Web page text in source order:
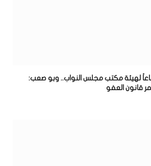
لهيئة مكتب مجلس النواب.. وبو صعب:
قانون العفو